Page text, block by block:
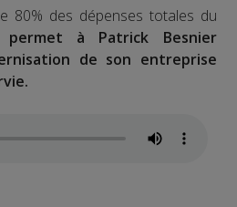
80% des dépenses totales du
permet à Patrick Besnier
de son entreprise